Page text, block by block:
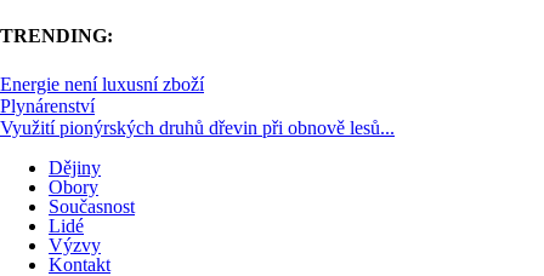
TRENDING:
Energie není luxusní zboží
Plynárenství
Využití pionýrských druhů dřevin při obnově lesů...
Dějiny
Obory
Současnost
Lidé
Výzvy
Kontakt